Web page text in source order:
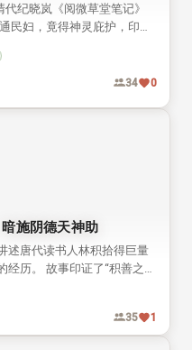
纪晓岚《阅微草堂笔记》
民妇，竟得神灵庇护，印证
34 0
施阴德天神助
述唐代读书人林积拾得巨量
历。 故事印证了“积善之家
统文化理念。
35
1